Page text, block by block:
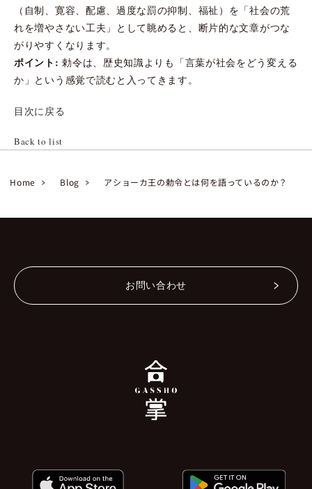
（自制、寛容、配慮、過度な罰の抑制、福祉）を「社会の荒
れを増やさない工夫」として眺めると、断片的な文章がつな
がりやすくなります。
ポイント: 勅令は、歴史知識よりも「言葉が社会をどう変える
か」という感覚で読むと入ってきます。
目次に戻る
Back to list
Home Blog アショーカ王の勅令とは何を語っているのか？
お問い合わせ